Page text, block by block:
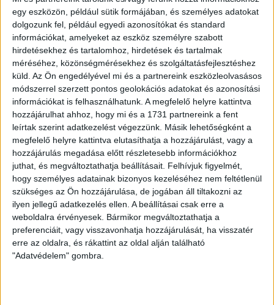
egy eszközön, például sütik formájában, és személyes adatokat
dolgozunk fel, például egyedi azonosítókat és standard
információkat, amelyeket az eszköz személyre szabott
hirdetésekhez és tartalomhoz, hirdetések és tartalmak
méréséhez, közönségmérésekhez és szolgáltatásfejlesztéshez
küld. Az Ön engedélyével mi és a partnereink eszközleolvasásos
módszerrel szerzett pontos geolokációs adatokat és azonosítási
információkat is felhasználhatunk. A megfelelő helyre kattintva
hozzájárulhat ahhoz, hogy mi és a 1731 partnereink a fent
leírtak szerint adatkezelést végezzünk. Másik lehetőségként a
megfelelő helyre kattintva elutasíthatja a hozzájárulást, vagy a
hozzájárulás megadása előtt részletesebb információkhoz
juthat, és megváltoztathatja beállításait. Felhívjuk figyelmét,
hogy személyes adatainak bizonyos kezeléséhez nem feltétlenül
szükséges az Ön hozzájárulása, de jogában áll tiltakozni az
ilyen jellegű adatkezelés ellen. A beállításai csak erre a
weboldalra érvényesek. Bármikor megváltoztathatja a
preferenciáit, vagy visszavonhatja hozzájárulását, ha visszatér
erre az oldalra, és rákattint az oldal alján található
"Adatvédelem" gombra.
IGAZGATÓJA
2026.06.04.
IZGAMAS VÉGJÁTÉKOK NAPJA
2026.06.02.